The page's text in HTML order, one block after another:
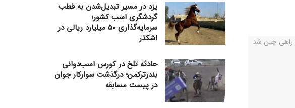
یزد در مسیر تبدیل‌شدن به قطب
گردشگری اسب کشور؛
سرمایه‌گذاری ۵۰ میلیارد ریالی در
اشکذر
حادثه تلخ در کورس اسب‌دوانی
بندرترکمن؛ درگذشت سوارکار جوان
در پیست مسابقه